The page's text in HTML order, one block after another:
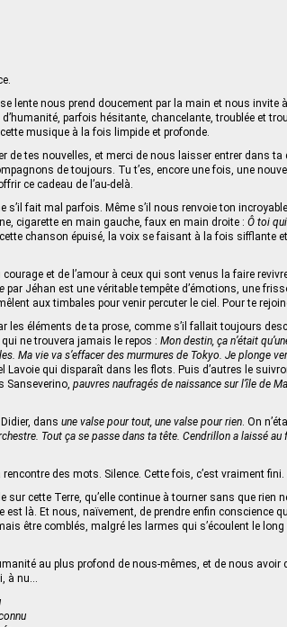
lente nous prend doucement par la main et nous invite
parfois hésitante, chancelante, troublée et
musique à la fois limpide et profonde.
de tes nouvelles, et merci de nous laisser entrer dans ta
de toujours. Tu t’es, encore une fois, une
ce cadeau de l’au-delà.
s’il fait mal parfois. Même s’il nous renvoie ton
cigarette en main gauche, faux en main droite : Ô toi
chanson épuisé, la voix se faisant à la fois sifflante
et de l’amour à ceux qui sont venus la faire
par Jéhan est une véritable tempête d’émotions, une
aux timbales pour venir percuter le ciel. Pour te
les éléments de ta prose, comme s’il fallait toujours
ne trouvera jamais le repos : Mon destin, ça n’était
Ma vie va s’effacer des murmures de Tokyo. Je plonge
Lavoie qui disparaît dans les flots. Puis d’autres le
Sanseverino, pauvres naufragés de naissance sur l’île de
dans une valse pour tout, une valse pour rien. On
Tout ça se passe dans ta tête. Cendrillon a laissé au
des mots. Silence. Cette fois, c’est vraiment
sur cette Terre, qu’elle continue à tourner sans que rien
est là. Et nous, naïvement, de prendre enfin conscience
être comblés, malgré les larmes qui s’écoulent le
au plus profond de nous-mêmes, et de nous avoir
à nu…